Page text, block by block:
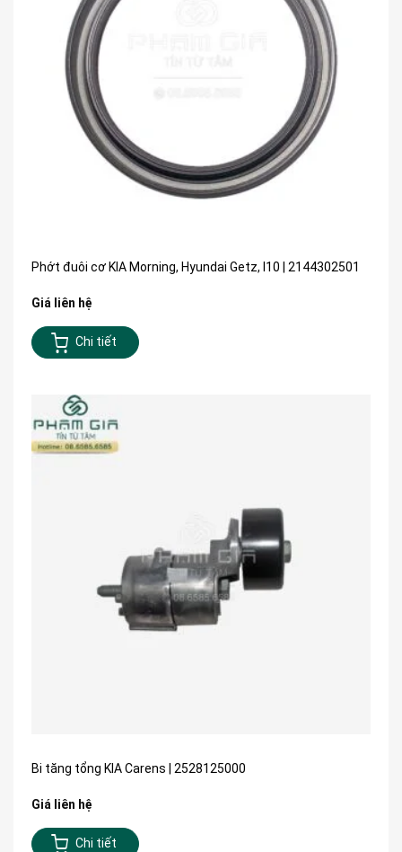
Phớt đuôi cơ KIA Morning, Hyundai Getz, I10 | 2144302501
Giá liên hệ
Chi tiết
Bi tăng tổng KIA Carens | 2528125000
Giá liên hệ
Chi tiết